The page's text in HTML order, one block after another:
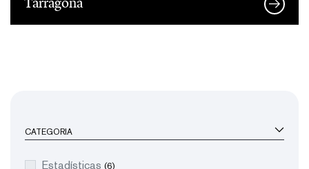
Tarragona
CATEGORIA
Estadísticas (6)